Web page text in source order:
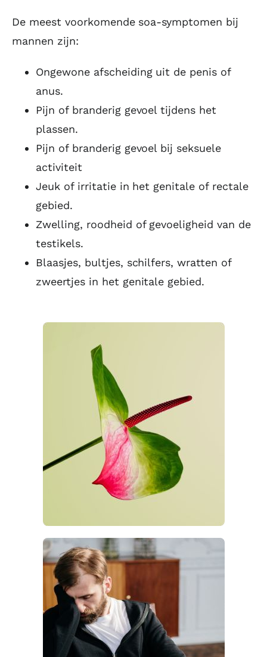
De meest voorkomende soa-symptomen bij
mannen zijn:
Ongewone afscheiding uit de penis of
anus.
Pijn of branderig gevoel tijdens het
plassen.
Pijn of branderig gevoel bij seksuele
activiteit
Jeuk of irritatie in het genitale of rectale
gebied.
Zwelling, roodheid of gevoeligheid van de
testikels.
Blaasjes, bultjes, schilfers, wratten of
zweertjes in het genitale gebied.